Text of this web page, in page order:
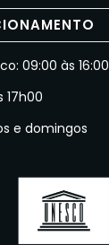
09:00 às 16:00
17h00
e domingos